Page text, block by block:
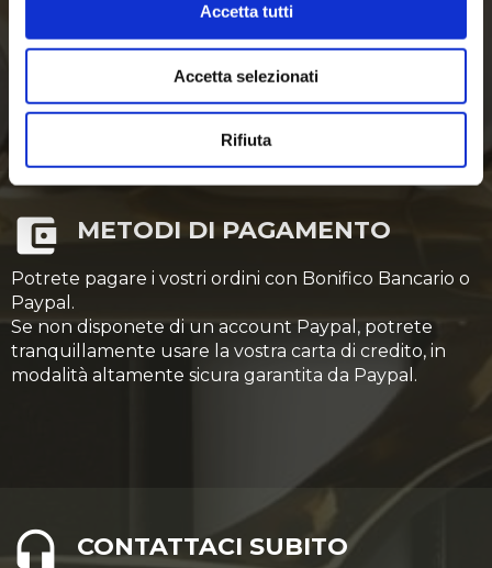
Accetta tutti
Accetta selezionati
Rifiuta
Tutti gli ordini pervenuti entro le 12,30, se pronta
consegna, saranno spediti nella stessa giornata.
METODI DI PAGAMENTO
Potrete pagare i vostri ordini con Bonifico Bancario o
Paypal.
Se non disponete di un account Paypal, potrete
tranquillamente usare la vostra carta di credito, in
modalità altamente sicura garantita da Paypal.
CONTATTACI SUBITO